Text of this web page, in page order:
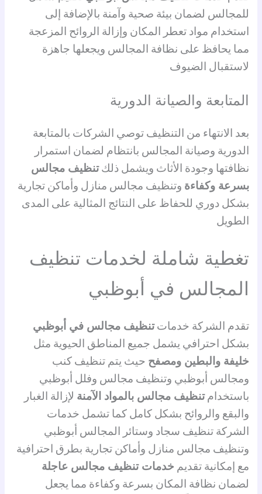
للمجالس لضمان بيئة صحية وآمنة بالإضافة إلى
استخدام مواد تعطر المكان وإزالة الروائح المزعجة
مما يحافظ على نظافة المجالس ويجعلها جاهزة
لاستقبال الضيوف
المتابعة والصيانة الدورية
بعد الانتهاء من التنظيف توصي الشركات بالمتابعة
الدورية وصيانة المجالس بانتظام لضمان استمرار
نظافتها وجودة الأثاث ويشمل ذلكتنظيف مجالس
بسرعة وكفاءة وتنظيف مجالس منازل وأماكن تجارية
بشكل دوري للحفاظ على النتائج المثالية على المدى
الطويل
تغطية شاملة لخدمات تنظيف
المجالس في أبوظبي
تقدم الشركة خدماتتنظيف مجالس في أبوظبي
بشكل احترافي يشمل جميع المناطق الحيوية مثل
خليفة والبطين ومصفح حيث يتم تنظيف كنب
ومجالس أبوظبي وتنظيف مجالس وفلل أبوظبي
باستخدامتنظيف مجالس بالمواد الآمنة لإزالة الغبار
والبقع والروائح بشكل كامل كما تشمل خدمات
الشركة تنظيف سجاد وستائر المجالس أبوظبي
وتنظيف مجالس منازل وأماكن تجارية بطرق احترافية
مع إمكانية تقديم خدمات تنظيف مجالس عاجلة
لضمان نظافة المكان بسرعة وكفاءة مما يجعل